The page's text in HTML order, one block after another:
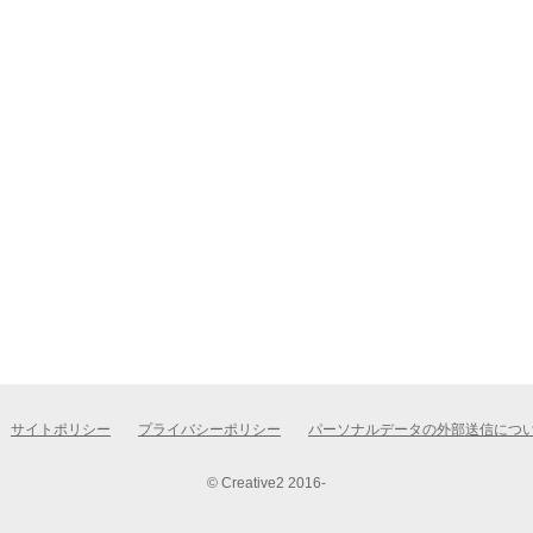
サイトポリシー プライバシーポリシー パーソナルデータの外部送信につ
© Creative2 2016-